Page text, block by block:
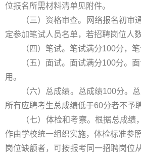
位报名所需材料清单见附件。
（三）资格审查。网络报名初
定参加笔试人员名单，若招聘岗位人
（四）笔试。笔试满分100分，
（五）面试。面试满分100分。
用。
（六）总成绩。总成绩100分。
所有应聘考生总成绩低于60分者不予
（七）体检和考察。根据总成
作由学校统一组织实施，体检标准参
岗位缺额者，可按报考同一招聘岗位